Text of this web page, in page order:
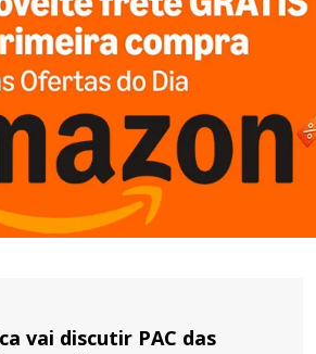
vai discutir PAC das